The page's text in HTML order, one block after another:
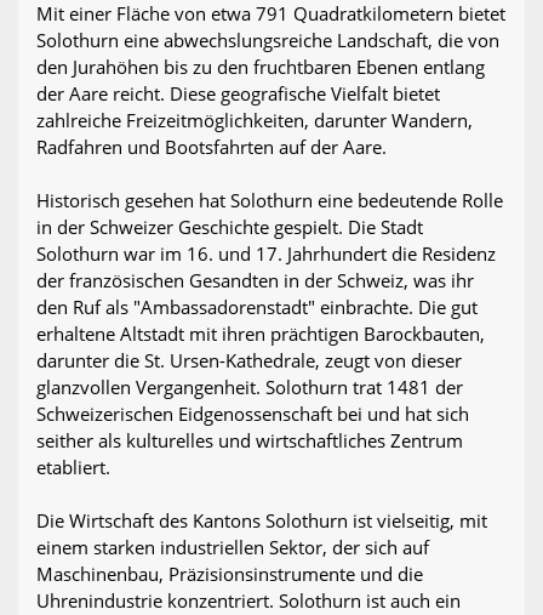
Mit einer Fläche von etwa 791 Quadratkilometern bietet
Solothurn eine abwechslungsreiche Landschaft, die von
den Jurahöhen bis zu den fruchtbaren Ebenen entlang
der Aare reicht. Diese geografische Vielfalt bietet
zahlreiche Freizeitmöglichkeiten, darunter Wandern,
Radfahren und Bootsfahrten auf der Aare.
Historisch gesehen hat Solothurn eine bedeutende Rolle
in der Schweizer Geschichte gespielt. Die Stadt
Solothurn war im 16. und 17. Jahrhundert die Residenz
der französischen Gesandten in der Schweiz, was ihr
den Ruf als "Ambassadorenstadt" einbrachte. Die gut
erhaltene Altstadt mit ihren prächtigen Barockbauten,
darunter die St. Ursen-Kathedrale, zeugt von dieser
glanzvollen Vergangenheit. Solothurn trat 1481 der
Schweizerischen Eidgenossenschaft bei und hat sich
seither als kulturelles und wirtschaftliches Zentrum
etabliert.
Die Wirtschaft des Kantons Solothurn ist vielseitig, mit
einem starken industriellen Sektor, der sich auf
Maschinenbau, Präzisionsinstrumente und die
Uhrenindustrie konzentriert. Solothurn ist auch ein